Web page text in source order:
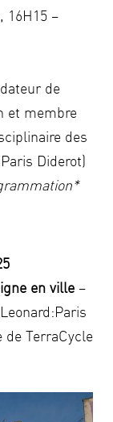
16H15 –
de
et membre
des
Diderot)
en ville –
TerraCycle